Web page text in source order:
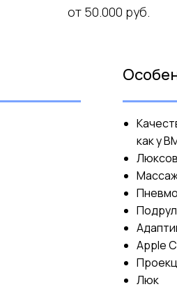
от 50.000 руб.
как у
Apple
Люк